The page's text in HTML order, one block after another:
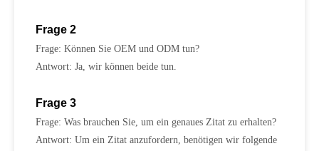
Frage 2
Frage: Können Sie OEM und ODM tun?
Antwort: Ja, wir können beide tun.
Frage 3
Frage: Was brauchen Sie, um ein genaues Zitat zu erhalten?
Antwort: Um ein Zitat anzufordern, benötigen wir folgende